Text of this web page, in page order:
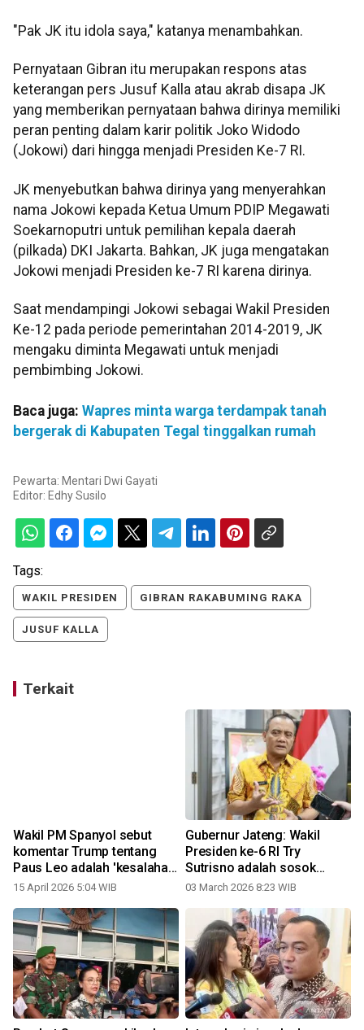
‎"Pak JK itu idola saya," katanya menambahkan.
Pernyataan Gibran itu merupakan respons atas
keterangan pers Jusuf Kalla atau akrab disapa JK
yang memberikan pernyataan bahwa dirinya memiliki
peran penting dalam karir politik Joko Widodo
(Jokowi) dari hingga menjadi Presiden Ke-7 RI.
‎JK menyebutkan bahwa dirinya yang menyerahkan
nama Jokowi kepada Ketua Umum PDIP Megawati
Soekarnoputri untuk pemilihan kepala daerah
(pilkada) DKI Jakarta. Bahkan, JK juga mengatakan
Jokowi menjadi Presiden ke-7 RI karena dirinya.
‎Saat mendampingi Jokowi sebagai Wakil Presiden
Ke-12 pada periode pemerintahan 2014-2019, JK
mengaku diminta Megawati untuk menjadi
pembimbing Jokowi.
Baca juga: Wapres minta warga terdampak tanah
bergerak di Kabupaten Tegal tinggalkan rumah
Pewarta: Mentari Dwi Gayati
Editor: Edhy Susilo
Tags:
WAKIL PRESIDEN GIBRAN RAKABUMING RAKA
JUSUF KALLA
Terkait
Wakil PM Spanyol sebut
komentar Trump tentang
Paus Leo adalah 'kesalahan
besar'
15 April 2026 5:04 WIB
Gubernur Jateng: Wakil
Presiden ke-6 RI Try
Sutrisno adalah sosok
negarawan
03 March 2026 8:23 WIB